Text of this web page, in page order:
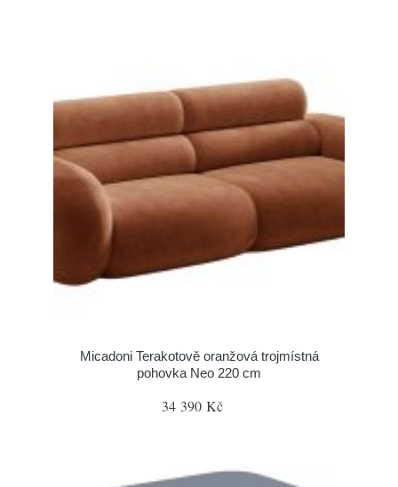
Micadoni Terakotově oranžová trojmístná
pohovka Neo 220 cm
34 390 Kč